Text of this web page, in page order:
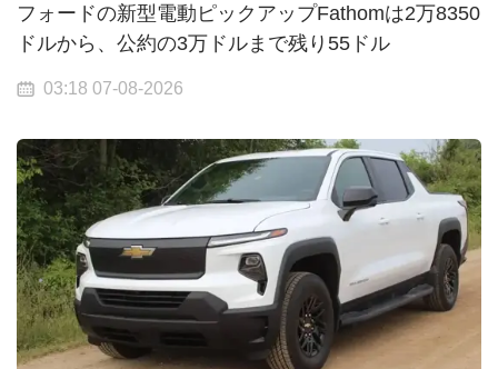
フォードの新型電動ピックアップFathomは2万8350
ドルから、公約の3万ドルまで残り55ドル
03:18 07-08-2026